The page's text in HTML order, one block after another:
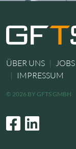
ÜBER UNS JOBS
IMPRESSUM
© 2026 BY GFTS GMBH